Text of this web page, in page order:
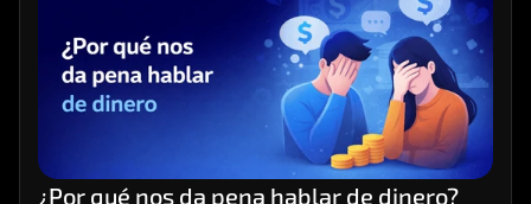
¿Por qué nos da pena hablar de dinero?